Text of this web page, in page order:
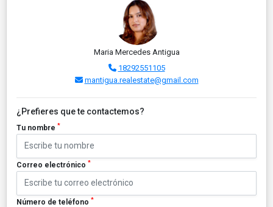
Maria Mercedes Antigua
18292551105
mantigua.realestate@gmail.com
¿Prefieres que te contactemos?
Tu nombre *
Correo electrónico *
Número de teléfono *